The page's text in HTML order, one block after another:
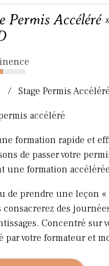
Permis Accéléré
/ Stage Permis
accéléré
formation rapide et
de passer votre
une formation
de prendre une leçon «
consacrerez des
Concentré sur
par votre formateur et